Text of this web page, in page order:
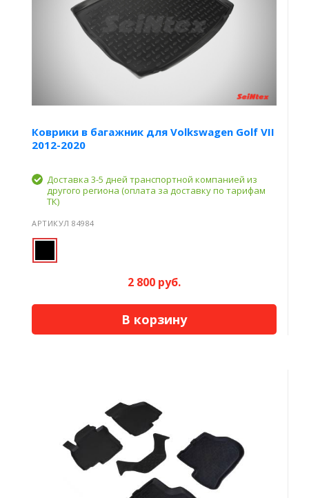
Коврики в багажник для Volkswagen Golf VII
2012-2020
Доставка 3-5 дней транспортной компанией из
другого региона (оплата за доставку по тарифам
ТК)
АРТИКУЛ 84984
2 800 руб.
В корзину